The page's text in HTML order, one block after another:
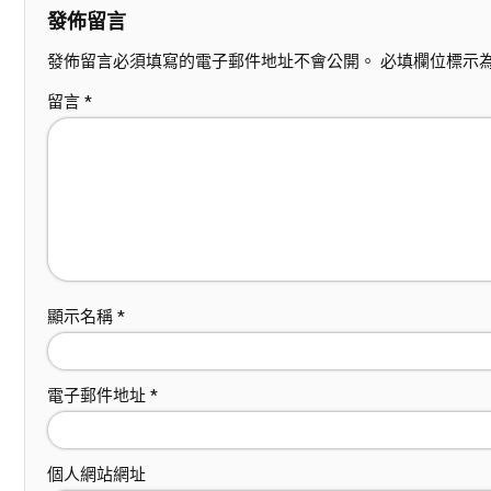
發佈留言
發佈留言必須填寫的電子郵件地址不會公開。 必填欄位標示
留言 *
顯示名稱 *
電子郵件地址 *
個人網站網址